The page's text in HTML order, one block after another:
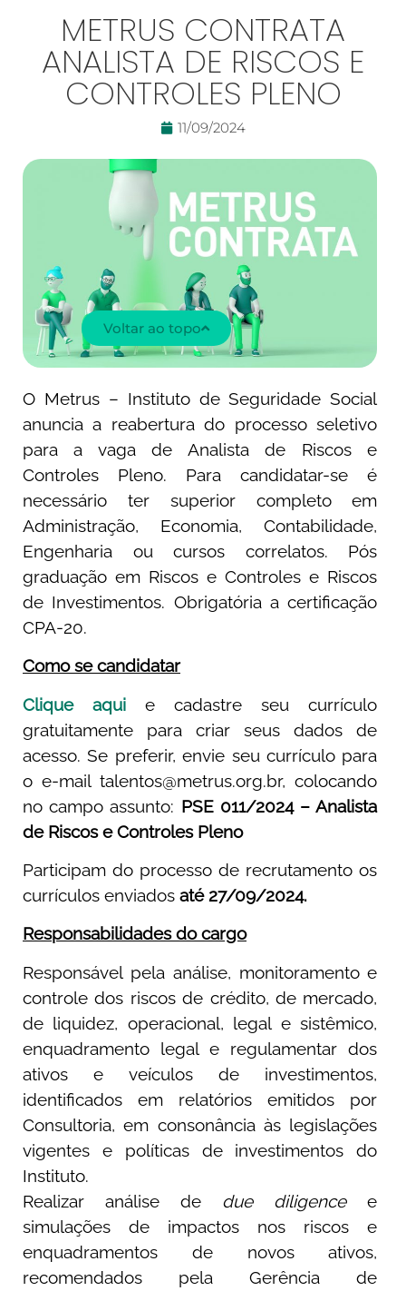
METRUS CONTRATA
ANALISTA DE RISCOS E
CONTROLES PLENO
11/09/2024
O Metrus – Instituto de Seguridade Social
anuncia a reabertura do processo seletivo
para a vaga de Analista de Riscos e
Controles Pleno. Para candidatar-se é
necessário ter superior completo em
Administração, Economia, Contabilidade,
Engenharia ou cursos correlatos. Pós
graduação em Riscos e Controles e Riscos
de Investimentos. Obrigatória a certificação
CPA-20.
Como se candidatar
Clique aqui
e cadastre seu currículo
gratuitamente para criar seus dados de
acesso. Se preferir, envie seu currículo para
o e-mailtalentos@metrus.org.br, colocando
no campo assunto: PSE 011/2024 – Analista
de Riscos e Controles Pleno
Participam do processo de recrutamento os
currículos enviados até 27/09/2024.
Responsabilidades do cargo
Responsável pela análise, monitoramento e
controle dos riscos de crédito, de mercado,
de liquidez, operacional, legal e sistêmico,
enquadramento legal e regulamentar dos
ativos e veículos de investimentos,
identificados em relatórios emitidos por
Consultoria, em consonância às legislações
vigentes e políticas de investimentos do
Instituto.
Realizar análise de due diligencee
simulações de impactos nos riscos e
enquadramentos de novos ativos,
recomendados pela Gerência de
Voltar ao topo